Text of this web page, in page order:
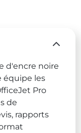
d'encre noire
équipe les
Pro
de
rapports